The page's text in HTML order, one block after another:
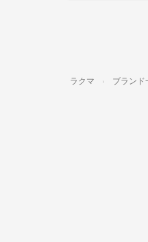
ラクマ ブランド